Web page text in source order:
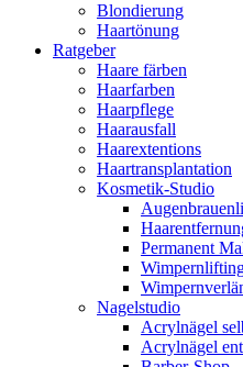
Blondierung
Haartönung
Ratgeber
Haare färben
Haarfarben
Haarpflege
Haarausfall
Haarextentions
Haartransplantation
Kosmetik-Studio
Permanent
Nagelstudio
Acrylnägel
Acrylnägel